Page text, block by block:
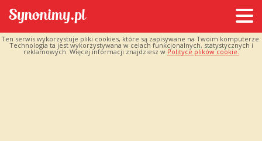
Ten serwis wykorzystuje pliki cookies, które są zapisywane na Twoim komputerze.
Technologia ta jest wykorzystywana w celach funkcjonalnych, statystycznych i
reklamowych. Więcej informacji znajdziesz w Polityce plików cookie.